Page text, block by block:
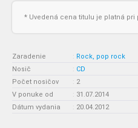
* Uvedená cena titulu je platná pri
Zaradenie : Rock, pop rock
Nosič
: CD
Počet nosičov
: 2
V ponuke od
: 31.07.2014
Dátum vydania
: 20.04.2012